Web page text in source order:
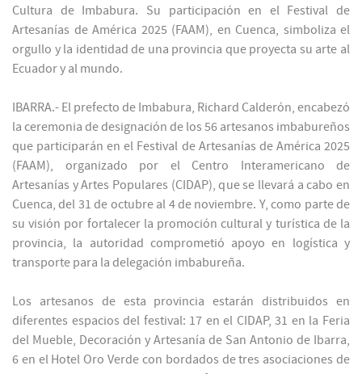
Cultura de Imbabura. Su participación en el Festival de
Artesanías de América 2025 (FAAM), en Cuenca, simboliza el
orgullo y la identidad de una provincia que proyecta su arte al
Ecuador y al mundo.
IBARRA.- El prefecto de Imbabura, Richard Calderón, encabezó
la ceremonia de designación de los 56 artesanos imbabureños
que participarán en el Festival de Artesanías de América 2025
(FAAM), organizado por el Centro Interamericano de
Artesanías y Artes Populares (CIDAP), que se llevará a cabo en
Cuenca, del 31 de octubre al 4 de noviembre. Y, como parte de
su visión por fortalecer la promoción cultural y turística de la
provincia, la autoridad comprometió apoyo en logística y
transporte para la delegación imbabureña.
Los artesanos de esta provincia estarán distribuidos en
diferentes espacios del festival: 17 en el CIDAP, 31 en la Feria
del Mueble, Decoración y Artesanía de San Antonio de Ibarra,
6 en el Hotel Oro Verde con bordados de tres asociaciones de